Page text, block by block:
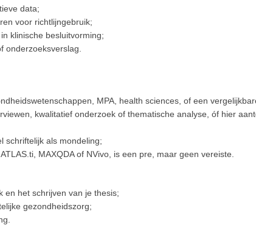
data;
voor richtlijngebruik;
klinische besluitvorming;
onderzoeksverslag.
MPA, health sciences, of een
kwalitatief onderzoek of thematische analyse, óf hier
schriftelijk als mondeling;
MAXQDA of NVivo, is een pre, maar geen vereiste.
en het schrijven van je thesis;
gezondheidszorg;